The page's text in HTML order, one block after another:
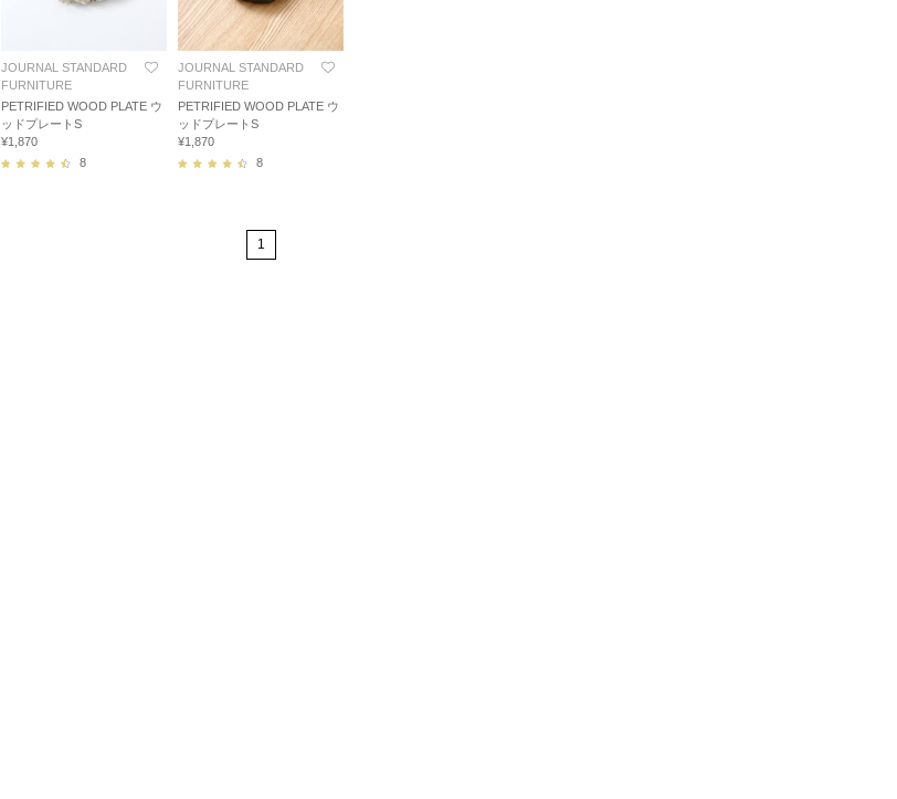
JOURNAL STANDARD
FURNITURE
PETRIFIED WOOD PLATE ウ
ッドプレートS
¥1,870
8
JOURNAL STANDARD
FURNITURE
PETRIFIED WOOD PLATE ウ
ッドプレートS
¥1,870
8
1